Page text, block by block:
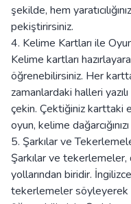
şekilde, hem
pekiştirirsiniz.
4. Kelime Kartları ile
Kelime kartları
öğrenebilirsiniz. Her
zamanlardaki halleri
çekin. Çektiğiniz karttaki
oyun, kelime
5. Şarkılar ve
Şarkılar ve
yollarından biridir.
tekerlemeler söyleyerek